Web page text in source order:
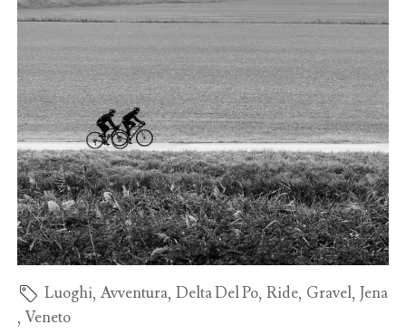
Luoghi, Avventura, Delta Del Po, Ride, Gravel, Jena
, Veneto